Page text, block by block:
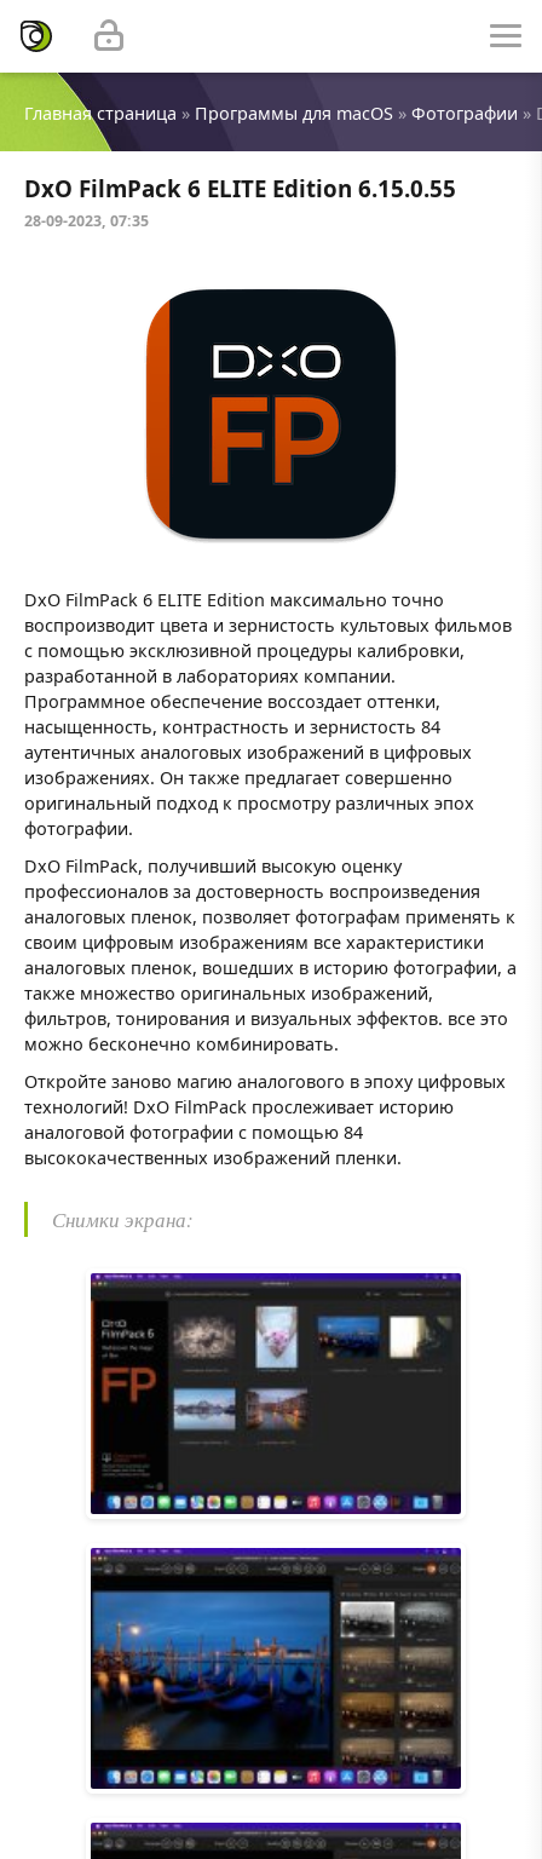
Главная страница » Программы для macOS » Фотографии »
DxO FilmPack 6 ELITE Edition 6.15.0.55
28-09-2023, 07:35
DxO FilmPack 6 ELITE Edition максимально точно
воспроизводит цвета и зернистость культовых фильмов
с помощью эксклюзивной процедуры калибровки,
разработанной в лабораториях компании.
Программное обеспечение воссоздает оттенки,
насыщенность, контрастность и зернистость 84
аутентичных аналоговых изображений в цифровых
изображениях. Он также предлагает совершенно
оригинальный подход к просмотру различных эпох
фотографии.
DxO FilmPack, получивший высокую оценку
профессионалов за достоверность воспроизведения
аналоговых пленок, позволяет фотографам применять к
своим цифровым изображениям все характеристики
аналоговых пленок, вошедших в историю фотографии, а
также множество оригинальных изображений,
фильтров, тонирования и визуальных эффектов. все это
можно бесконечно комбинировать.
Откройте заново магию аналогового в эпоху цифровых
технологий! DxO FilmPack прослеживает историю
аналоговой фотографии с помощью 84
высококачественных изображений пленки.
Снимки экрана: